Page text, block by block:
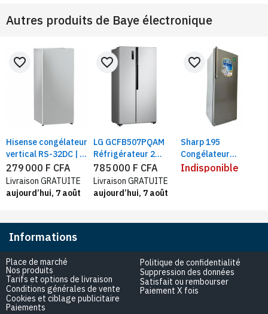
Autres produits de Baye électronique
Hisense congélateur
vertical RS-32DC | 7
tiroirs 242 litres
defrost, silver
favorite_border
279 000 F CFA
Livraison GRATUITE
aujourd’hui, 7 août
LG GCFB507PQAM
Réfrigérateur 2
portess côte à côte
519L, Smart inverter
Gris
favorite_border
785 000 F CFA
Livraison GRATUITE
aujourd’hui, 7 août
Sharp 195
Congélateur
Vertical 8Tiroirs |
favorite_border
Indisponible
Informations
Place de marché
Nos produits
Tarifs et options de livraison
Conditions générales de vente
Cookies et ciblage publicitaire
Paiements
Politique de confidentialité
Suppression des données
Satisfait ou rembourser
Paiement X fois